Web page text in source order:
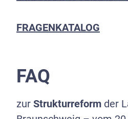
FRAGENKATALOG
FAQ
zur Strukturreform der